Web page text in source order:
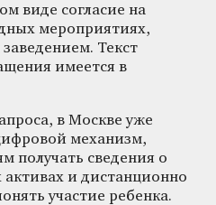
виде согласие на
мероприятиях,
Текст
имеется в
в Москве уже
механизм,
получать сведения о
и дистанционно
участие ребенка.